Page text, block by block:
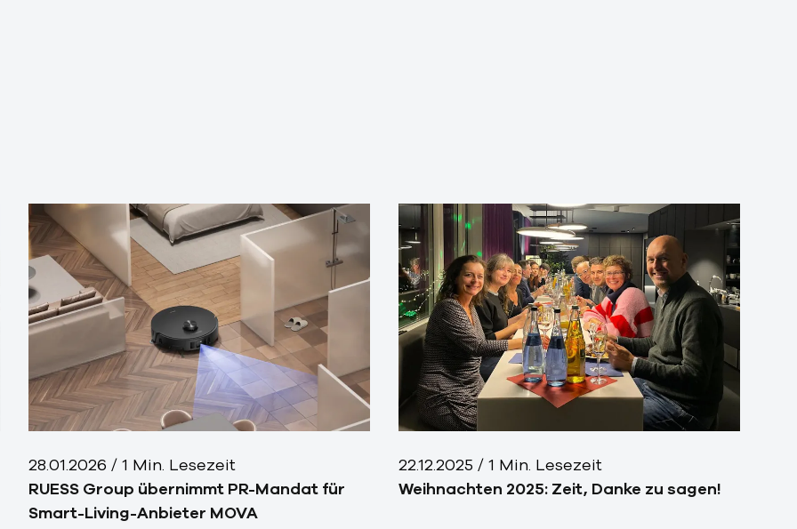
28.01.2026 / 1 Min. Lesezeit
RUESS Group übernimmt PR-Mandat für
Smart-Living-Anbieter MOVA
22.12.2025 / 1 Min. Lesezeit
Weihnachten 2025: Zeit, Danke zu sagen!